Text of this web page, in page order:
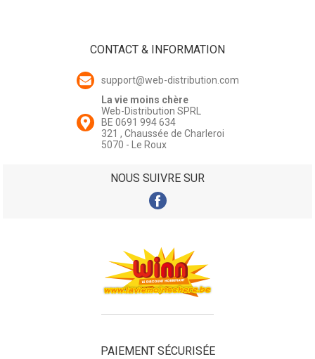
CONTACT & INFORMATION
support@web-distribution.com
La vie moins chère
Web-Distribution SPRL
BE 0691 994 634
321 , Chaussée de Charleroi
5070 - Le Roux
NOUS SUIVRE SUR
PAIEMENT SÉCURISÉE